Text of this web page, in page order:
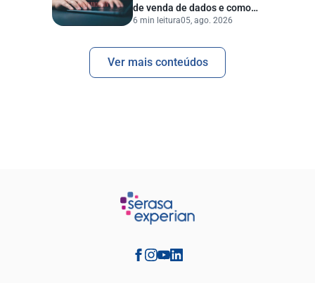
de venda de dados e como
proteger sua empresa?
6 min leitura05, ago. 2026
Ver mais conteúdos